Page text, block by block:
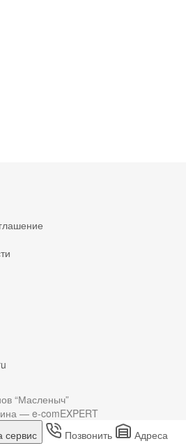
“Масленыч”
— e-comEXPERT
сервис Позвонить Адреса